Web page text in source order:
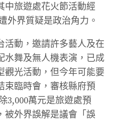
中旅遊處花火節活動經
外界質疑是政治角力。
活動，邀請許多藝人及在
水舞及無人機表演，已成
觀光活動，但今年可能要
束臨時會，審核縣府預
3,000萬元是旅遊處預
被外界誤解是議會「誤